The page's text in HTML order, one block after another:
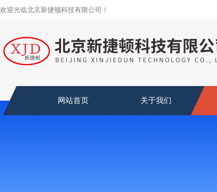
欢迎光临北京新捷顿科技有限公司！
网站首页 关于我们